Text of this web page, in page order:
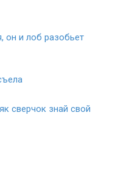
он и лоб разобьет
сверчок знай свой